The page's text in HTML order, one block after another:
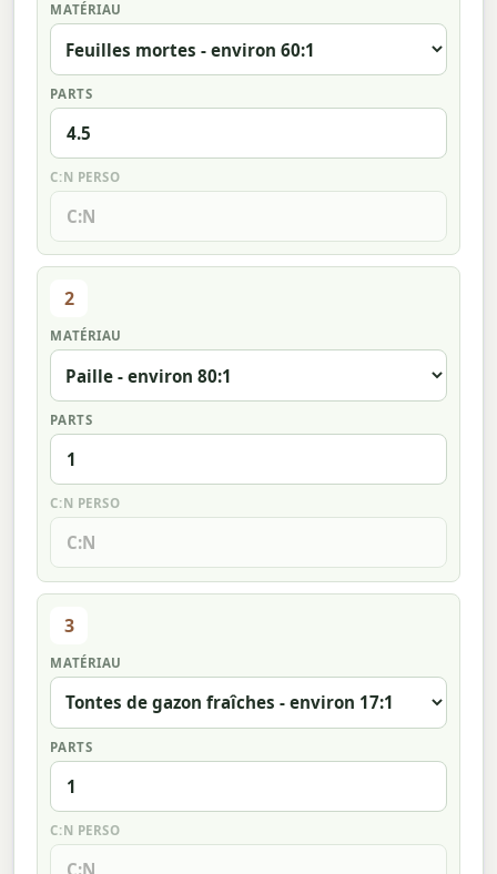
MATÉRIAU
PARTS
C:N PERSO
2
MATÉRIAU
PARTS
C:N PERSO
3
MATÉRIAU
PARTS
C:N PERSO